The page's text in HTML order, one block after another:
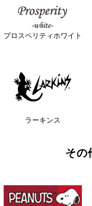
プロスペリティホワイト
ラーキンス
その